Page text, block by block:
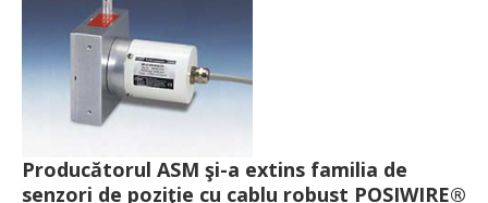
Producătorul ASM şi-a extins familia de
senzori de poziţie cu cablu robust POSIWIRE®